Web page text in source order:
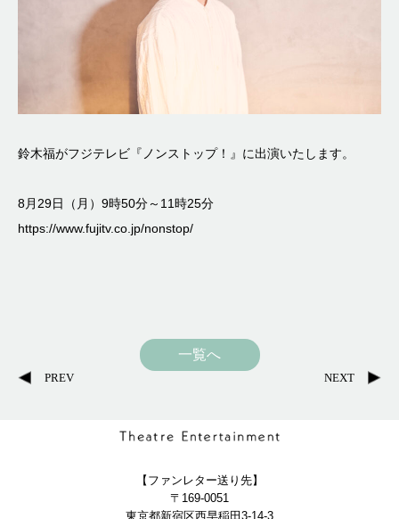
鈴木福がフジテレビ『ノンストップ！』に出演いたします。
8月29日（月）9時50分～11時25分
https://www.fujitv.co.jp/nonstop/
一覧へ
PREV NEXT
【ファンレター送り先】
〒169-0051
東京都新宿区西早稲田3-14-3